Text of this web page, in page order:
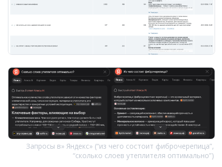
Запросы в» Яндекс» (“из чего состоит фиброчерепица”,
“cколько слоев утеплителя оптимально”)